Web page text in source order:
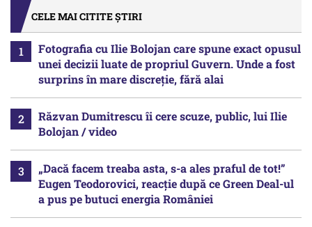
CELE MAI CITITE ȘTIRI
Fotografia cu Ilie Bolojan care spune exact opusul
unei decizii luate de propriul Guvern. Unde a fost
surprins în mare discreție, fără alai
Răzvan Dumitrescu îi cere scuze, public, lui Ilie
Bolojan / video
„Dacă facem treaba asta, s-a ales praful de tot!”
Eugen Teodorovici, reacție după ce Green Deal-ul
a pus pe butuci energia României